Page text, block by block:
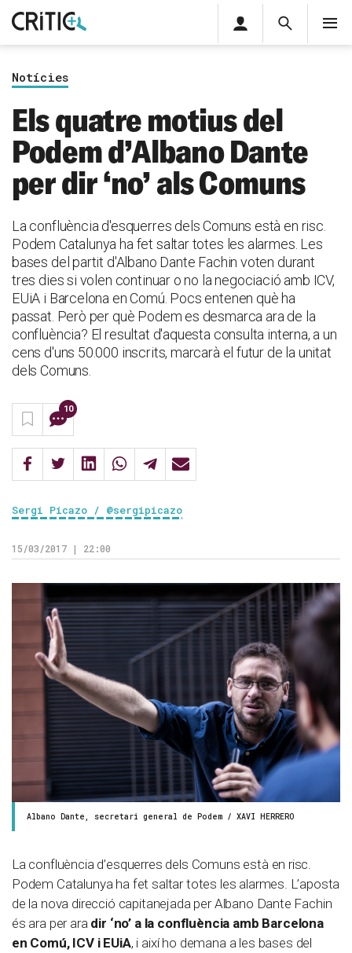
Cerca
privada
Inicia sessió
Notícies
Els quatre motius del
Podem d’Albano Dante
per dir ‘no’ als Comuns
La confluència d'esquerres dels Comuns està en risc.
Podem Catalunya ha fet saltar totes les alarmes. Les
bases del partit d'Albano Dante Fachin voten durant
tres dies si volen continuar o no la negociació amb ICV,
EUiA i Barcelona en Comú. Pocs entenen què ha
passat. Però per què Podem es desmarca ara de la
confluència? El resultat d'aquesta consulta interna, a un
cens d'uns 50.000 inscrits, marcarà el futur de la unitat
dels Comuns.
10
Sergi Picazo / @sergipicazo
15/03/2017 | 22:00
Albano Dante, secretari general de Podem / XAVI HERRERO
La confluència d’esquerres dels Comuns està en risc.
Podem Catalunya ha fet saltar totes les alarmes. L’aposta
de la nova direcció capitanejada per Albano Dante Fachin
és ara per ara dir ‘no’ a la confluència amb Barcelona
en Comú, ICV i EUiA, i així ho demana a les bases del